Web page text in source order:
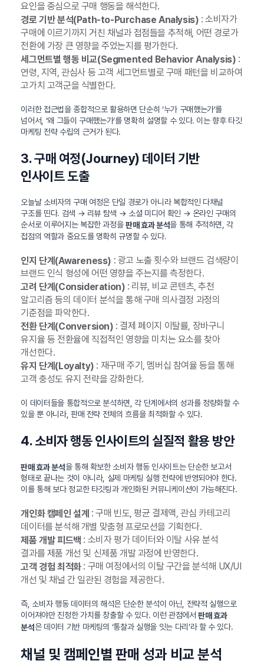
요인을 중심으로 구매 행동을 해석한다.
경로 기반 분석(Path-to-Purchase Analysis) : 소비자가
구매에 이르기까지 거친 채널과 접점들을 추적해, 어떤 경로가
전환에 가장 큰 영향을 주었는지를 평가한다.
세그먼트별 행동 비교(Segmented Behavior Analysis) :
연령, 지역, 관심사 등 고객 세그먼트별로 구매 패턴을 비교하여
고가치 고객군을 식별한다.
이러한 접근법을 종합적으로 활용하면 단순히 ‘누가 구매했는가’를
넘어서, ‘왜 그들이 구매했는가’를 명확히 설명할 수 있다. 이는 향후 타깃
마케팅 전략 수립의 근거가 된다.
3. 구매 여정(Journey) 데이터 기반
인사이트 도출
오늘날 소비자의 구매 여정은 단일 경로가 아니라 복합적인 다채널
구조를 띤다. 검색 → 리뷰 탐색 → 소셜 미디어 확인 → 온라인 구매의
순서로 이루어지는 복잡한 과정을판매 효과 분석을 통해 추적하면, 각
접점의 역할과 중요도를 명확히 규명할 수 있다.
인지 단계(Awareness) : 광고 노출 횟수와 브랜드 검색량이
브랜드 인식 형성에 어떤 영향을 주는지를 측정한다.
고려 단계(Consideration) : 리뷰, 비교 콘텐츠, 추천
알고리즘 등의 데이터 분석을 통해 구매 의사결정 과정의
기준점을 파악한다.
전환 단계(Conversion) : 결제 페이지 이탈률, 장바구니
유지율 등 전환율에 직접적인 영향을 미치는 요소를 찾아
개선한다.
유지 단계(Loyalty) : 재구매 주기, 멤버십 참여율 등을 통해
고객 충성도 유지 전략을 강화한다.
이 데이터들을 통합적으로 분석하면, 각 단계에서의 성과를 정량화할 수
있을 뿐 아니라, 판매 전략 전체의 흐름을 최적화할 수 있다.
4. 소비자 행동 인사이트의 실질적 활용 방안
판매 효과 분석을 통해 확보한 소비자 행동 인사이트는 단순한 보고서
형태로 끝나는 것이 아니라, 실제 마케팅 실행 전략에 반영되어야 한다.
이를 통해 보다 정교한 타깃팅과 개인화된 커뮤니케이션이 가능해진다.
개인화 캠페인 설계 : 구매 빈도, 평균 결제액, 관심 카테고리
데이터를 분석해 개별 맞춤형 프로모션을 기획한다.
제품 개발 피드백 : 소비자 평가 데이터와 이탈 사유 분석
결과를 제품 개선 및 신제품 개발 과정에 반영한다.
고객 경험 최적화: 구매 여정에서의 이탈 구간을 분석해 UX/UI
개선 및 채널 간 일관된 경험을 제공한다.
즉, 소비자 행동 데이터의 해석은 단순한 분석이 아닌, 전략적 실행으로
이어져야만 진정한 가치를 창출할 수 있다. 이런 관점에서판매 효과
분석은 데이터 기반 마케팅의 ‘통찰과 실행을 잇는 다리’라 할 수 있다.
채널 및 캠페인별 판매 성과 비교 분석